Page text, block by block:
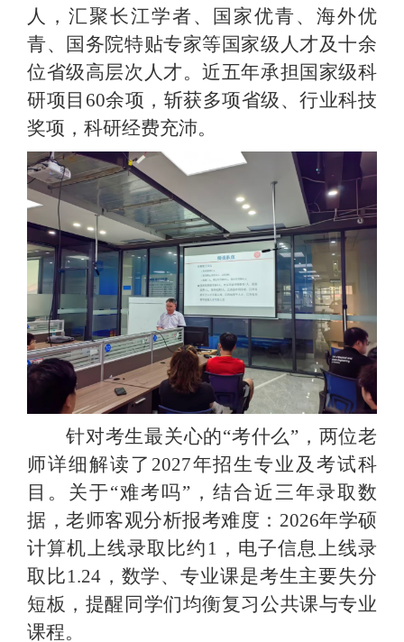
人，汇聚长江学者、国家优青、海外优
青、国务院特贴专家等国家级人才及十余
位省级高层次人才。近五年承担国家级科
研项目60余项，斩获多项省级、行业科技
奖项，科研经费充沛。
针对考生最关心的“考什么” ，两位老
师详细解读了 2027年招生专业及考试科
目。关于“难考吗” ，结合近三年录取数
据，老师客观分析报考难度 ： 2026年学硕
计算机上线录取比约1，电子信息上线录
取比1.24，数学、专业课是考生主要失分
短板，提醒同学们均衡复习公共课与专业
课程。